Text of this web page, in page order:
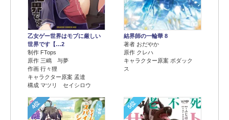
乙女ゲー世界はモブに厳しい
世界です【…2
制作 FTops
原作 三嶋 与夢
作画 行々狸
キャラクター原案 孟達
構成 マツリ セイシロウ
結界師の一輪華 8
著者 おだやか
原作 クレハ
キャラクター原案 ボダック
ス
4位 5位